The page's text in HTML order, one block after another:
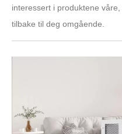
interessert i produktene
tilbake til deg omgående.